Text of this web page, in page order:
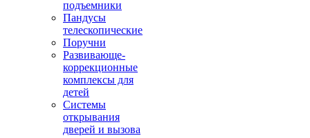
подъемники
Пандусы
телескопические
Поручни
Развивающе-
коррекционные
комплексы для
детей
Системы
открывания
дверей и вызова